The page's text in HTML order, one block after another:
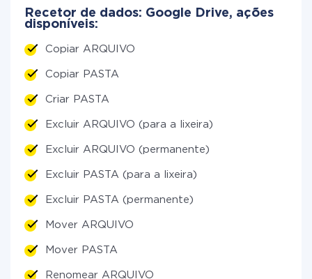
Recetor de dados: Google Drive, ações
disponíveis:
Copiar ARQUIVO
Copiar PASTA
Criar PASTA
Excluir ARQUIVO (para a lixeira)
Excluir ARQUIVO (permanente)
Excluir PASTA (para a lixeira)
Excluir PASTA (permanente)
Mover ARQUIVO
Mover PASTA
Renomear ARQUIVO